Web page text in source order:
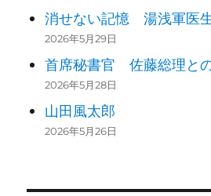
消せない記憶 湯浅軍医
2026年5月29日
首席秘書官 佐藤総理と
2026年5月28日
山田風太郎
2026年5月26日